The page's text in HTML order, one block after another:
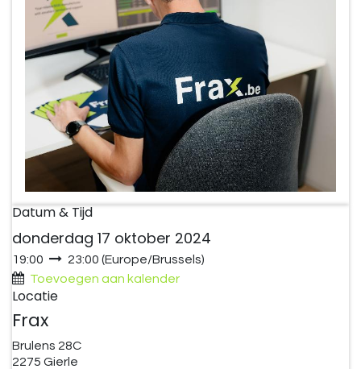
Datum & Tijd
donderdag 17 oktober 2024
19:00 23:00 (Europe/Brussels)
Toevoegen aan kalender
Locatie
Frax
Brulens 28C
2275 Gierle